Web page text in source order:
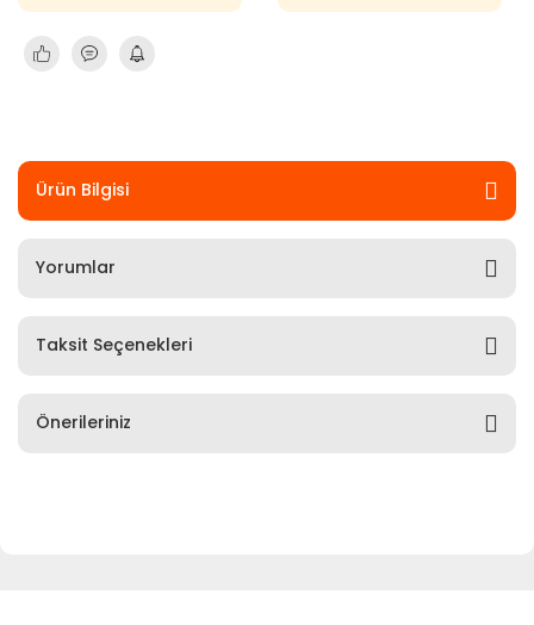
Ürün Bilgisi
Yorumlar
Taksit Seçenekleri
Önerileriniz